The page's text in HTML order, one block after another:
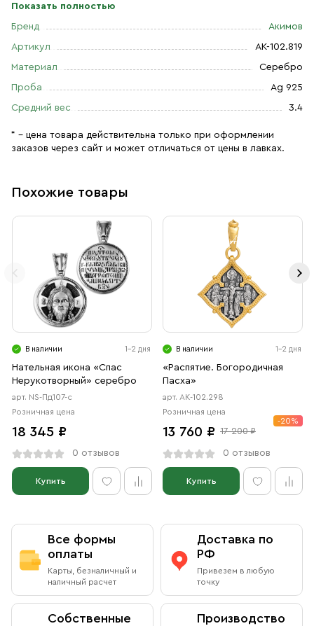
идет Христовым путем, исполняя заповеди и отказываясь от
может. Поэтому на ключе написана молитва к Иисусу
Христу: «Господи, спаси и сохрани
Размер: 2,6х1х0,3
Показать полностью
Бренд Акимов
Артикул АК-102.819
Материал Серебро
Проба Ag 925
Средний вес 3.4
* – цена товара действительна только при оформлении
заказов через сайт и может отличаться от цены в лавках.
Похожие товары
В наличии 1-2 дня
Нательная икона «Спас
Нерукотворный» серебро
арт. NS-Пд107-с
Розничная цена
18 345 ₽
0 отзывов
Купить
В наличии 1-2 дня
«Распятие. Богородичная
Пасха»
арт. АК-102.298
Розничная цена
13 760 ₽ 17 200 ₽
-20%
0 отзывов
Купить
Все формы
оплаты
Карты, безналичный и
наличный расчет
Доставка по
РФ
Привезем в любую
точку
Собственные
Производство